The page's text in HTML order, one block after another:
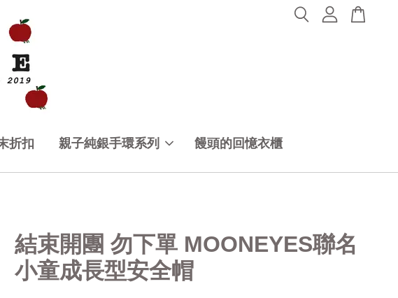
折扣 親子純銀手環系列 饅頭的回憶衣櫃
結束開團 勿下單 MOONEYES聯名
小童成長型安全帽